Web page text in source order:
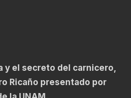
y el secreto del carnicero,
Ricaño presentado por